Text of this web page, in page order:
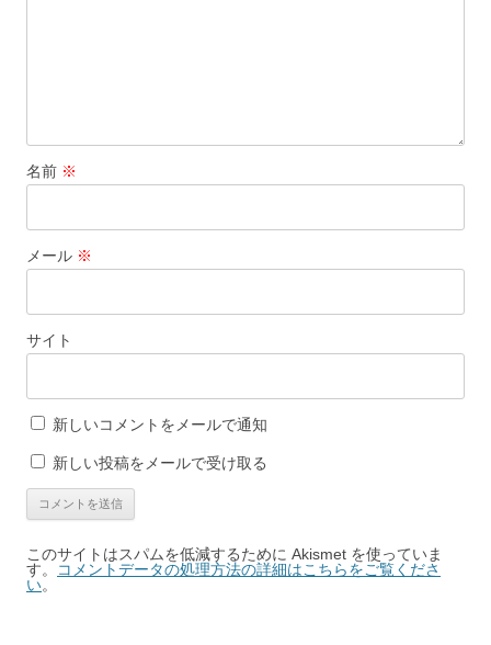
名前 ※
メール ※
サイト
新しいコメントをメールで通知
新しい投稿をメールで受け取る
このサイトはスパムを低減するために Akismet を使っていま
す。
コメントデータの処理方法の詳細はこちらをご覧くださ
い。